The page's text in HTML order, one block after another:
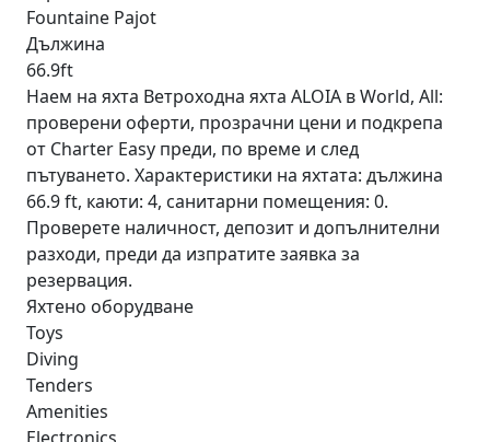
Fountaine Pajot
Дължина
66.9ft
Наем на яхта Ветроходна яхта ALOIA в World, All:
проверени оферти, прозрачни цени и подкрепа
от Charter Easy преди, по време и след
пътуването. Характеристики на яхтата: дължина
66.9 ft, каюти: 4, санитарни помещения: 0.
Проверете наличност, депозит и допълнителни
разходи, преди да изпратите заявка за
резервация.
Яхтено оборудване
Toys
Diving
Tenders
Amenities